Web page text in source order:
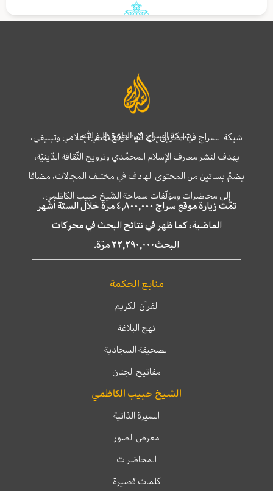
شبكة السراج في الطريق إلى الله
شبكة السراج في الطريق إلى الله؛ موقع ثقافي، إعلامي وتبليغي،
يهدف لنشر معارف الإسلام المحمّدي وترويج الثّقافة الدّينيّة،
يضمّ بساتين من المحتوى الهادف في مختلف المجالات، مضافا
إلى محاضرات ومؤلّفات سماحة الشّيخ حبيب الكاظمي.
تمّت زيارة موقع سراج ٤,٨٠٠,٠٠٠ مرة خلال الستة أشهر
الماضية، كما ظهر في نتائج البحث في محركات
البحث٢٢,٢٩٠,٠٠٠ مرّة.
منابع الحكمة
القرآن الكريم
نهج البلاغة
الصحيفة السجادية
مفاتيح الجنان
الشيخ حبيب الكاظمي
السيرة الذاتية
معرض الصور
المحاضرات
كلمات قصيرة